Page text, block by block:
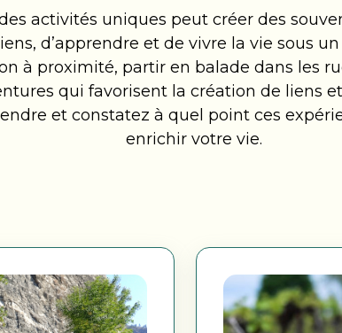
activités uniques peut créer des
d’apprendre et de vivre la vie sous
à proximité, partir en balade dans les
qui favorisent la création de liens
et constatez à quel point ces
enrichir votre vie.